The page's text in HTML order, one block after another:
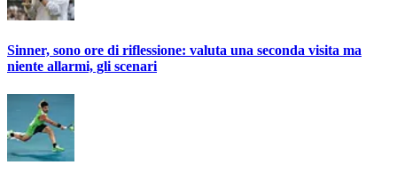
Sinner, sono ore di riflessione: valuta una seconda visita ma
niente allarmi, gli scenari